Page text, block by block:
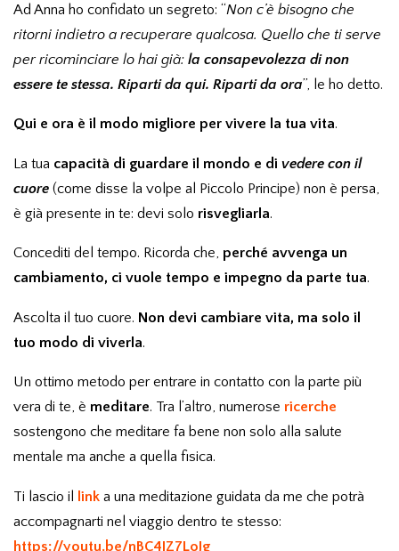
Ad Anna ho confidato un segreto: “Non c’è bisogno che
ritorni indietro a recuperare qualcosa. Quello che ti serve
per ricominciare lo hai già: la consapevolezza di non
essere te stessa. Riparti da qui. Riparti da ora”, le ho detto.
Qui e ora è il modo migliore per vivere la tua vita.
La tua capacità di guardare il mondo e di vedere con il
cuore (come disse la volpe al Piccolo Principe) non è persa,
è già presente in te: devi solo risvegliarla.
Concediti del tempo. Ricorda che, perché avvenga un
cambiamento, ci vuole tempo e impegno da parte tua.
Ascolta il tuo cuore. Non devi cambiare vita, ma solo il
tuo modo di viverla.
Un ottimo metodo per entrare in contatto con la parte più
vera di te, è meditare. Tra l’altro, numerose ricerche
sostengono che meditare fa bene non solo alla salute
mentale ma anche a quella fisica.
Ti lascio il link a una meditazione guidata da me che potrà
accompagnarti nel viaggio dentro te stesso:
https://youtu.be/nBC4IZ7LoJg